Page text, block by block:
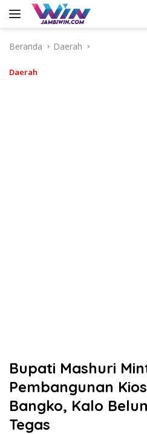
Langsung
Beranda
Daerah
Daerah
Bupati Mashuri
Pembangunan
Bangko, Kalo
Tegas